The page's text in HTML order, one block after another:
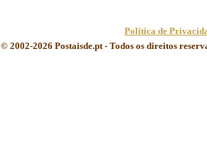
Política de
© 2002-2026 Postaisde.pt - Todos os direitos